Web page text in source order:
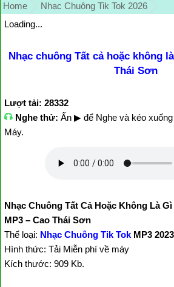
Home
Nhạc Chuông Tik Tok 2026
Loading...
Nhạc chuông Tất cả hoặc không
Thái Sơn
Lượt tải: 28332
Nghe thử: Ấn ▶ để Nghe và kéo
Máy.
Nhạc Chuông Tất Cả Hoặc Không Là
MP3 – Cao Thái Sơn
Thể loại: Nhạc Chuông Tik Tok MP3 2023
Hình thức: Tải Miễn phí về máy
Kích thước: 909 Kb.